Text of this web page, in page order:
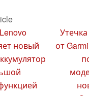
новый
от